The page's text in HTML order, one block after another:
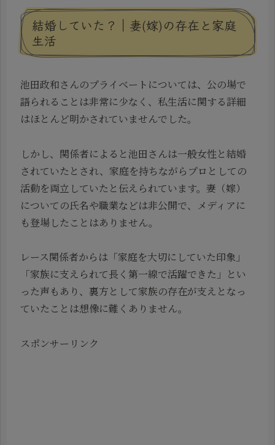
結婚していた？｜妻(嫁)の存在と家庭
生活
池田政和さんのプライベートについては、公の場で
語られることは非常に少なく、私生活に関する詳細
はほとんど明かされていませんでした。
しかし、関係者によると池田さんは一般女性と結婚
されていたとされ、家庭を持ちながらプロとしての
活動を両立していたと伝えられています。妻（嫁）
についての氏名や職業などは非公開で、メディアに
も登場したことはありません。
レース関係者からは「家庭を大切にしていた印象」
「家族に支えられて長く第一線で活躍できた」とい
った声もあり、裏方として家族の存在が支えとなっ
ていたことは想像に難くありません。
スポンサーリンク